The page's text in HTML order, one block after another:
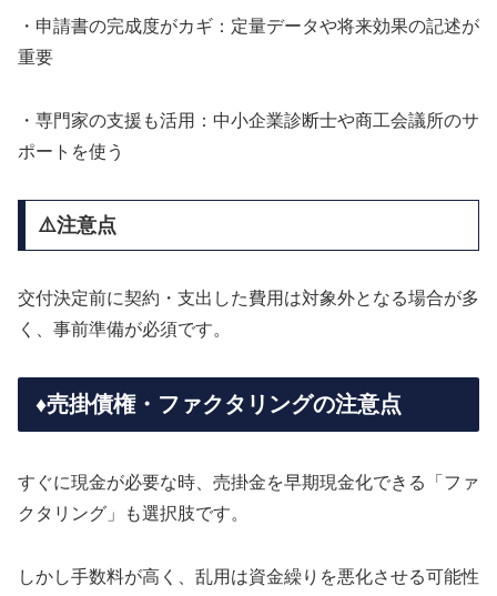
・申請書の完成度がカギ：定量データや将来効果の記述が
重要
・専門家の支援も活用：中小企業診断士や商工会議所のサ
ポートを使う
⚠️注意点
交付決定前に契約・支出した費用は対象外となる場合が多
く、事前準備が必須です。
♦️売掛債権・ファクタリングの注意点
すぐに現金が必要な時、売掛金を早期現金化できる「ファ
クタリング」も選択肢です。
しかし手数料が高く、乱用は資金繰りを悪化させる可能性